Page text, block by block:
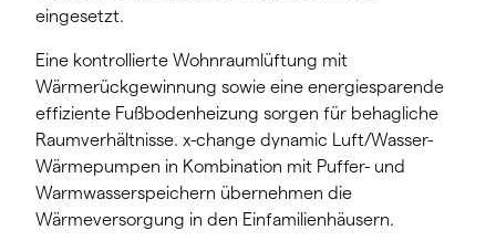
eingesetzt.
Eine kontrollierte Wohnraumlüftung mit
Wärmerückgewinnung sowie eine energiesparende
effiziente Fußbodenheizung sorgen für behagliche
Raumverhältnisse. x-change dynamic Luft/Wasser-
Wärmepumpen in Kombination mit Puffer- und
Warmwasserspeichern übernehmen die
Wärmeversorgung in den Einfamilienhäusern.